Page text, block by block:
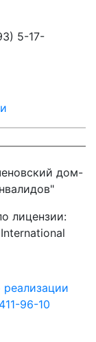
5-17-
дом-
лицензии:
96-10